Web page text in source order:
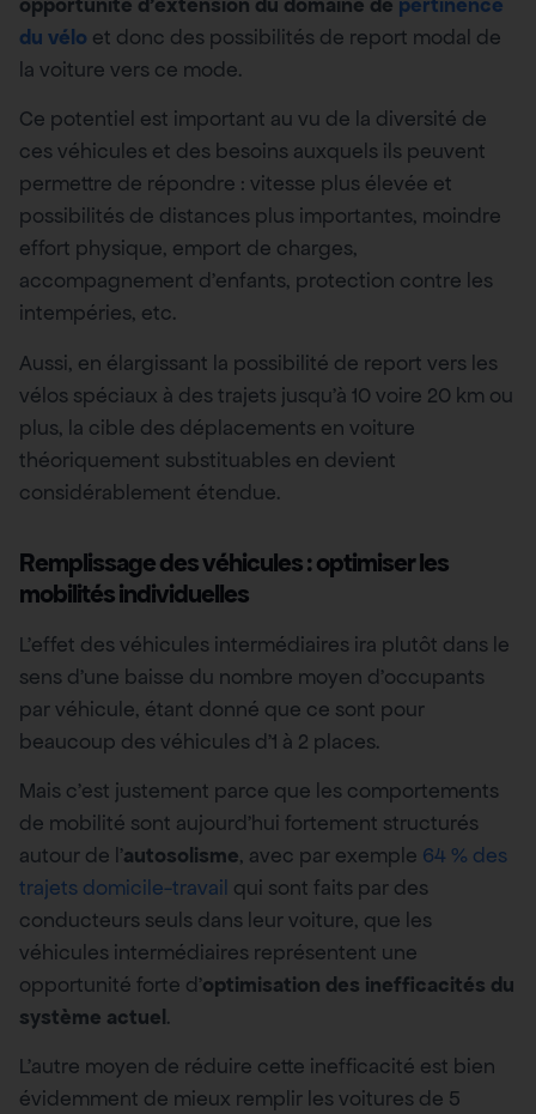
du vélo et donc des possibilités de report modal de
la voiture vers ce mode.
Ce potentiel est important au vu de la diversité de
ces véhicules et des besoins auxquels ils peuvent
permettre de répondre : vitesse plus élevée et
possibilités de distances plus importantes, moindre
effort physique, emport de charges,
accompagnement d’enfants, protection contre les
intempéries, etc.
Aussi, en élargissant la possibilité de report vers les
vélos spéciaux à des trajets jusqu’à 10 voire 20 km ou
plus, la cible des déplacements en voiture
théoriquement substituables en devient
considérablement étendue.
Remplissage des véhicules : optimiser les
mobilités individuelles
L’effet des véhicules intermédiaires ira plutôt dans le
sens d’une baisse du nombre moyen d’occupants
par véhicule, étant donné que ce sont pour
beaucoup des véhicules d’1 à 2 places.
Mais c’est justement parce que les comportements
de mobilité sont aujourd’hui fortement structurés
autour de l’autosolisme, avec par exemple 64 % des
trajets domicile-travail qui sont faits par des
conducteurs seuls dans leur voiture, que les
véhicules intermédiaires représentent une
opportunité forte d’optimisation des inefficacités du
système actuel.
L’autre moyen de réduire cette inefficacité est bien
évidemment de mieux remplir les voitures de 5